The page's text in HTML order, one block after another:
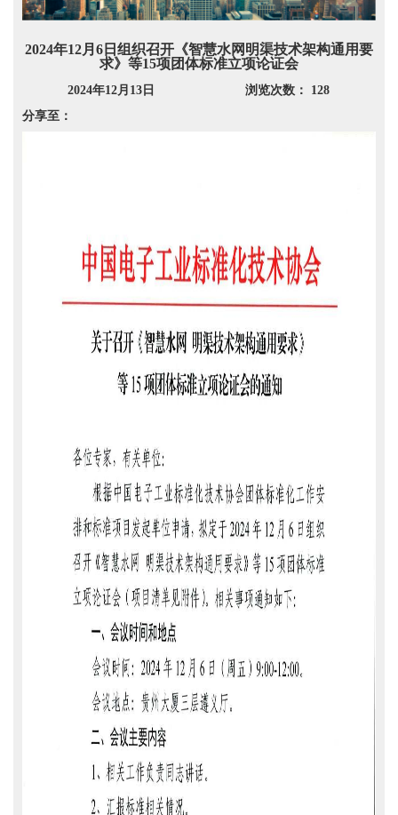
2024年12月6日组织召开《智慧水网明渠技术架构通用要
求》等15项团体标准立项论证会
2024年12月13日
浏览次数： 128
分享至：